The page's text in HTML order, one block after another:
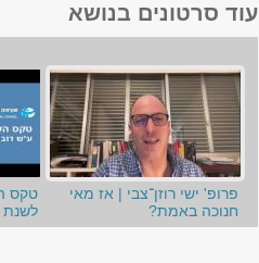
עוד סרטונים בנושא
פרופ' ישי רוזן־צבי | אז מאי
חנוכה באמת?
טקס
לשנת 2025 ע"ש דוב יזר...